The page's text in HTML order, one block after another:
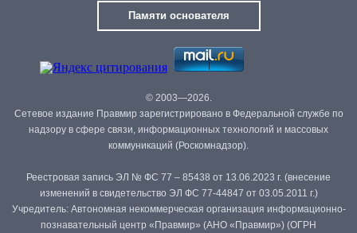
Памяти основателя
© 2003—2026.
Сетевое издание Правмир зарегистрировано в Федеральной службе по
надзору в сфере связи, информационных технологий и массовых
коммуникаций (Роскомнадзор).
Реестровая запись ЭЛ № ФС 77 – 85438 от 13.06.2023 г. (внесение
изменений в свидетельство ЭЛ ФС 77-44847 от 03.05.2011 г.)
Учредитель: Автономная некоммерческая организация информационно-
познавательный центр «Правмир» (АНО «Правмир») (ОГРН